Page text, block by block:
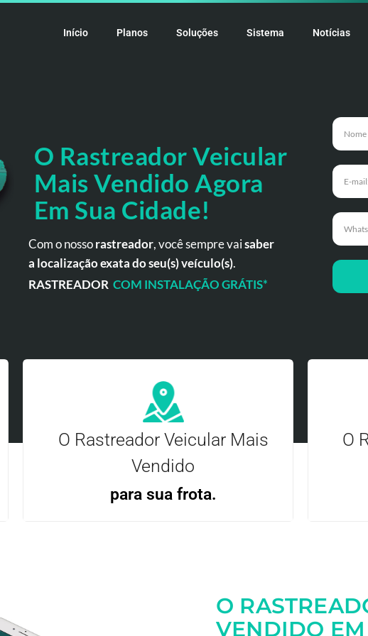
Início Planos Soluções Sistema Notícias
O RastreadorVeicular
Mais Vendido Agora
Em Sua Cidade!
Com o nossorastreador, você sempre vaisaber
a localização exata do seu(s) veículo(s).
RASTREADOR COM INSTALAÇÃO GRÁTIS*
O Rastreador Veicular Mais
Vendido
para sua frota.
O
O
VENDIDO